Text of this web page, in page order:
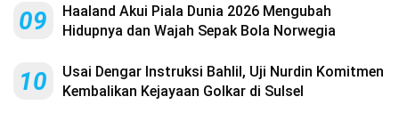
09
Haaland Akui Piala Dunia 2026 Mengubah
Hidupnya dan Wajah Sepak Bola Norwegia
10
Usai Dengar Instruksi Bahlil, Uji Nurdin Komitmen
Kembalikan Kejayaan Golkar di Sulsel